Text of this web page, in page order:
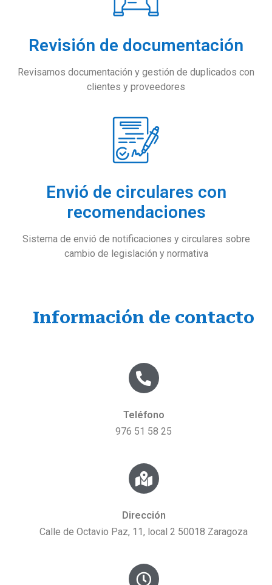
Revisión de documentación
Revisamos documentación y gestión de duplicados con
clientes y proveedores
Envió de circulares con
recomendaciones
Sistema de envió de notificaciones y circulares sobre
cambio de legislación y normativa
Información de contacto
Teléfono
976 51 58 25
Dirección
Calle de Octavio Paz, 11, local 2 50018 Zaragoza